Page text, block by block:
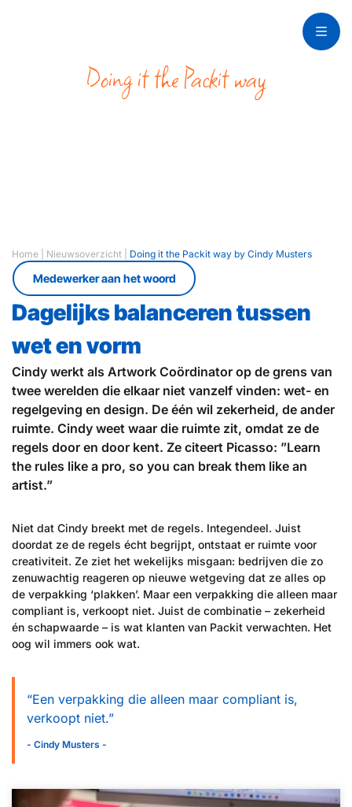
Doing it the Packit way
by Cindy Musters
Home Nieuwsoverzicht Doing it the Packit way by Cindy Musters
Medewerker aan het woord
Dagelijks balanceren tussen
wet en vorm
Cindy werkt als Artwork Coördinator op de grens van
twee werelden die elkaar niet vanzelf vinden: wet- en
regelgeving en design. De één wil zekerheid, de ander
ruimte. Cindy weet waar die ruimte zit, omdat ze de
regels door en door kent. Ze citeert Picasso: ”Learn
the rules like a pro, so you can break them like an
artist.”
Niet dat Cindy breekt met de regels. Integendeel. Juist
doordat ze de regels écht begrijpt, ontstaat er ruimte voor
creativiteit. Ze ziet het wekelijks misgaan: bedrijven die zo
zenuwachtig reageren op nieuwe wetgeving dat ze alles op
de verpakking ‘plakken’. Maar een verpakking die alleen maar
compliant is, verkoopt niet. Juist de combinatie – zekerheid
én schapwaarde – is wat klanten van Packit verwachten. Het
oog wil immers ook wat.
“Een verpakking die alleen maar compliant is,
verkoopt niet.”
- Cindy Musters -